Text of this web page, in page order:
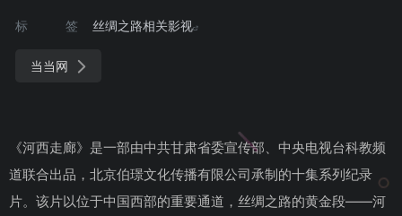
标签 丝绸之路相关影视
当当网
《河西走廊》是一部由中共甘肃省委宣传部、中央电视台科教频
道联合出品，北京伯璟文化传播有限公司承制的十集系列纪录
片。该片以位于中国西部的重要通道，丝绸之路的黄金段——河